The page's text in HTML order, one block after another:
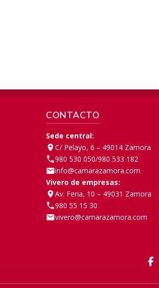
CONTACTO
Sede central:
C/ Pelayo, 6 – 49014 Zamora
980 530 050/980 533 182
info@camarazamora.com
Vivero de empresas:
Av. Feria, 10 – 49031 Zamora
980 55 15 30
vivero@camarazamora.com